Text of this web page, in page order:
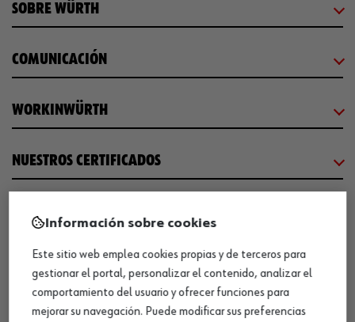
SOBRE WÜRTH
COMUNICACIÓN
WORKINWÜRTH
NUESTROS CERTIFICADOS
Información sobre cookies
Este sitio web emplea cookies propias y de terceros para
gestionar el portal, personalizar el contenido, analizar el
comportamiento del usuario y ofrecer funciones para
mejorar su navegación. Puede modificar sus preferencias